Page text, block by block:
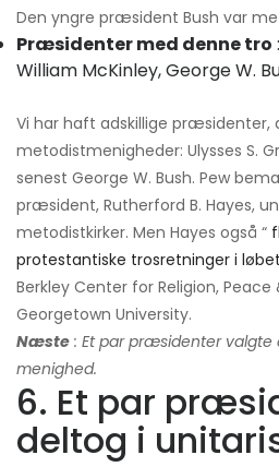
Den yngre præsident Bush var
Præsidenter med denne tro
William McKinley, George W.
Vi har haft adskillige præsidenter,
metodistmenigheder: Ulysses S.
senest George W. Bush. Pew
præsident, Rutherford B. Hayes,
metodistkirker. Men Hayes også “
protestantiske trosretninger i
Berkley Center for Religion,
Georgetown University.
Næste : Et par præsidenter valgte
menighed.
6. Et par
deltog i